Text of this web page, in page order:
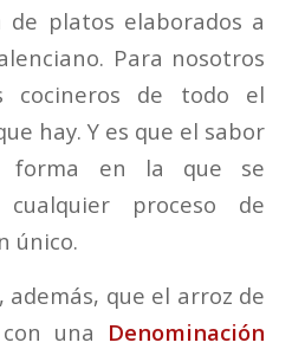
platos elaborados a
Para nosotros
cocineros de todo el
hay. Y es que el sabor
en la que se
proceso de
único.
además, que el arroz de
una Denominación